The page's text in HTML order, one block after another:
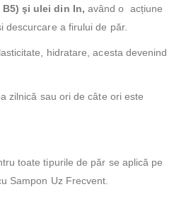
şi ulei din In, având o acțiune
descurcare a firului de păr.
hidratare, acesta devenind
zilnică sau ori de câte ori este
toate tipurile de păr se aplică pe
Sampon Uz Frecvent.